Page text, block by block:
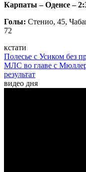
Карпаты – Оденсе –
Голы: Стенио, 45,
72
кстати
Полесье с Усиком без
МЛС во главе с
результат
видео дня